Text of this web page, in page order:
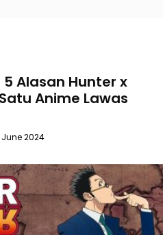
Alasan Hunter x
Anime Lawas
June 2024